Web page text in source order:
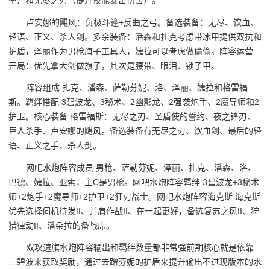
卢安娜的飓风：负极斗篷+反曲之弓。备选装备：无尽、饮血、
轻语、正义、杀人剑。多余装备：潘森和扎克考虑带冰甲提供双抗和
护盾，泽丽作为男枪旗子工具人，婕拉可以考虑做偷偷。阵容运营
开局：优先拿大剑做旗子，其次是腰带、眼泪、锁子甲。
阵容组成 扎克、潘森、萨勒芬妮、洛、泽丽、婕拉和格雷福
斯。羁绊搭配 3碧波龙、3秘术、2幽影龙、2强袭炮手、2魔导师和2
护卫。核心装备 格雷福斯：无尽之刃、圣盾使的誓约、夜之锋刃、
巨人杀手、卢安娜的飓风。备选装备有无尽之刃、饮血剑、最后的轻
语、正义之手、杀人剑。
网吧水炮阵容成员 男枪、萨勒芬妮、泽丽、扎克、潘森、洛、
巴德、婕拉、亚索，主C是男枪。网吧水炮阵容羁绊 3碧波龙+3秘术
师+2炮手+2魔导师+2护卫+2狂刃战士。网吧水炮阵容海克斯 海克斯
优先选择伺机待发II、并肩作战II、在一起更好，备选复苏之风II、狩
猎律动II、潘朵拉的备战席。
双攻速旗水炮阵容输出和羁绊数量都非常强前期核心就是依靠
三碧波来获取奖励，通过去蹭芬妮的护盾来提升输出不过现版本的水